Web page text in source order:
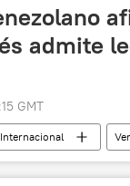
admite
GMT
Internacional